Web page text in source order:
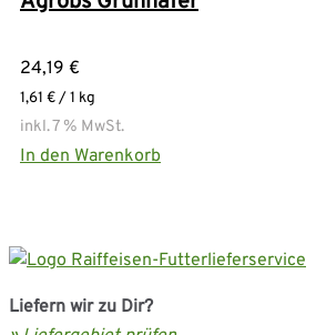
24,19 €
1,61 €/ 1 kg
inkl. 7 % MwSt.
In den Warenkorb
Liefern wir zu Dir?